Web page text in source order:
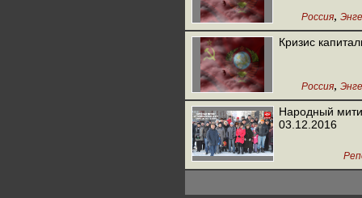
Россия,
Кризис
Россия,
Народный
03.12.2016